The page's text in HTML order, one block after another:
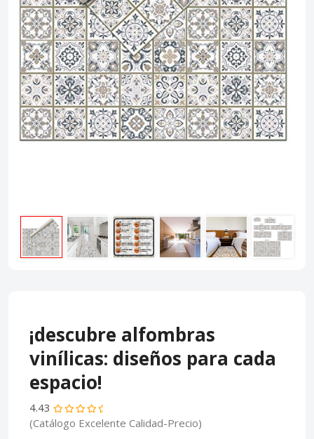
¡descubre alfombras
vinílicas: diseños para cada
espacio!
4.43
(Catálogo Excelente Calidad-Precio)